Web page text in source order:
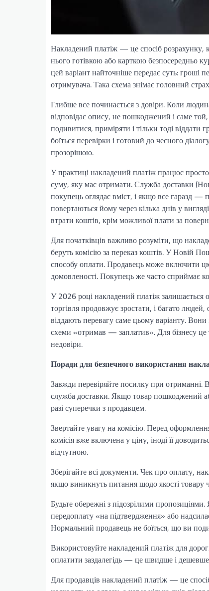
Накладений платіж — це спосіб розрахунку,
нього готівкою або карткою безпосередньо
цей варіант найточніше передає суть: гроші
отримувача. Така схема знімає головний
Глибше все починається з довіри. Коли
відповідає опису, не пошкоджений і саме
подивитися, приміряти і тільки тоді
боїться перевірки і готовий до чесного
прозорішою.
У практиці накладений платіж працює
суму, яку має отримати. Служба доставки
покупець оглядає вміст, і якщо все гаразд
повертаються йому через кілька днів у
втрати коштів, крім можливої плати за
Для початківців важливо розуміти, що
беруть комісію за переказ коштів. У Новій
способу оплати. Продавець може включити
домовленості. Покупець же часто сприймає
У 2026 році накладений платіж залишається
торгівля продовжує зростати, і багато
віддають перевагу саме цьому варіанту.
схеми «отримав — заплатив». Для бізнесу це
недовіри.
Поради для безпечного використання
Завжди перевіряйте посилку при отриманні.
служба доставки. Якщо товар пошкоджений
разі суперечки з продавцем.
Звертайте увагу на комісію. Перед
комісія вже включена у ціну, іноді її
відчутною.
Зберігайте всі документи. Чек про оплату,
якщо виникнуть питання щодо якості товару
Будьте обережні з підозрілими
передоплату «на підтвердження» або
Нормальний продавець не боїться, що ви
Використовуйте накладений платіж для
оплатити заздалегідь — це швидше і
Для продавців накладений платіж — це